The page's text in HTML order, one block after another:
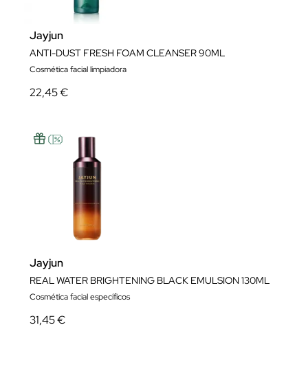
Jayjun
ANTI-DUST FRESH FOAM CLEANSER 90ML
Cosmética facial limpiadora
22,45 €
Jayjun
REAL WATER BRIGHTENING BLACK EMULSION 130ML
Cosmética facial específicos
31,45 €